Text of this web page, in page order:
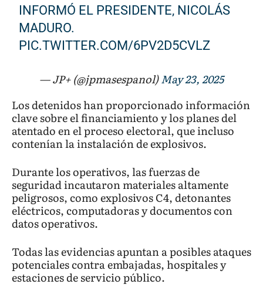
INFORMÓ EL PRESIDENTE, NICOLÁS
MADURO.
PIC.TWITTER.COM/6PV2D5CVLZ
— JP+ (@jpmasespanol)May 23, 2025
Los detenidos han proporcionado información
clave sobre el financiamiento y los planes del
atentado en el proceso electoral, que incluso
contenían la instalación de explosivos.
Durante los operativos, las fuerzas de
seguridad incautaron materiales altamente
peligrosos, como explosivos C4, detonantes
eléctricos, computadoras y documentos con
datos operativos.
Todas las evidencias apuntan a posibles ataques
potenciales contra embajadas, hospitales y
estaciones de servicio público.